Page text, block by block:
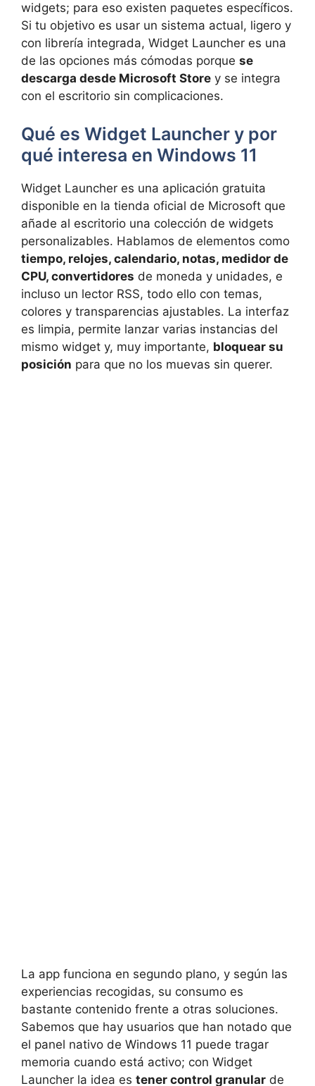
widgets; para eso existen paquetes específicos.
Si tu objetivo es usar un sistema actual, ligero y
con librería integrada, Widget Launcher es una
de las opciones más cómodas porque se
descarga desde Microsoft Store y se integra
con el escritorio sin complicaciones.
Qué es Widget Launcher y por
qué interesa en Windows 11
Widget Launcher es una aplicación gratuita
disponible en la tienda oficial de Microsoft que
añade al escritorio una colección de widgets
personalizables. Hablamos de elementos como
tiempo, relojes, calendario, notas, medidor de
CPU, convertidores de moneda y unidades, e
incluso un lector RSS, todo ello con temas,
colores y transparencias ajustables. La interfaz
es limpia, permite lanzar varias instancias del
mismo widget y, muy importante, bloquear su
posición para que no los muevas sin querer.
La app funciona en segundo plano, y según las
experiencias recogidas, su consumo es
bastante contenido frente a otras soluciones.
Sabemos que hay usuarios que han notado que
el panel nativo de Windows 11 puede tragar
memoria cuando está activo; con Widget
Launcher la idea es tener control granular de